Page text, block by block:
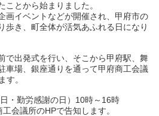
とから始まりました。
画イベントなどが開催され、甲府市の
歩き、町全体が活気あふれる日になり
で出発式を行い、そこから甲府駅、舞
車場、銀座通りを通って甲府商工会議
す。
・勤労感謝の日）10時～16時
会議所のHPで告知します。